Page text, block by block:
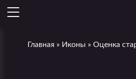
Главная » Иконы » Оценка